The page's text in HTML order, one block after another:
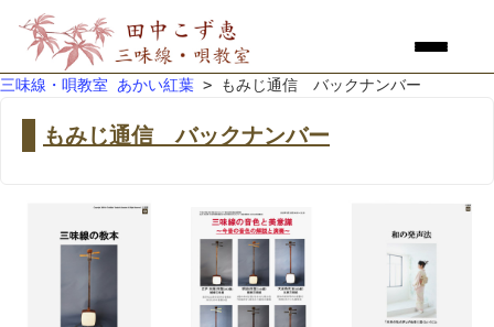
三味線・唄教室 あかい紅葉 > もみじ通信 バックナンバー
もみじ通信 バックナンバー